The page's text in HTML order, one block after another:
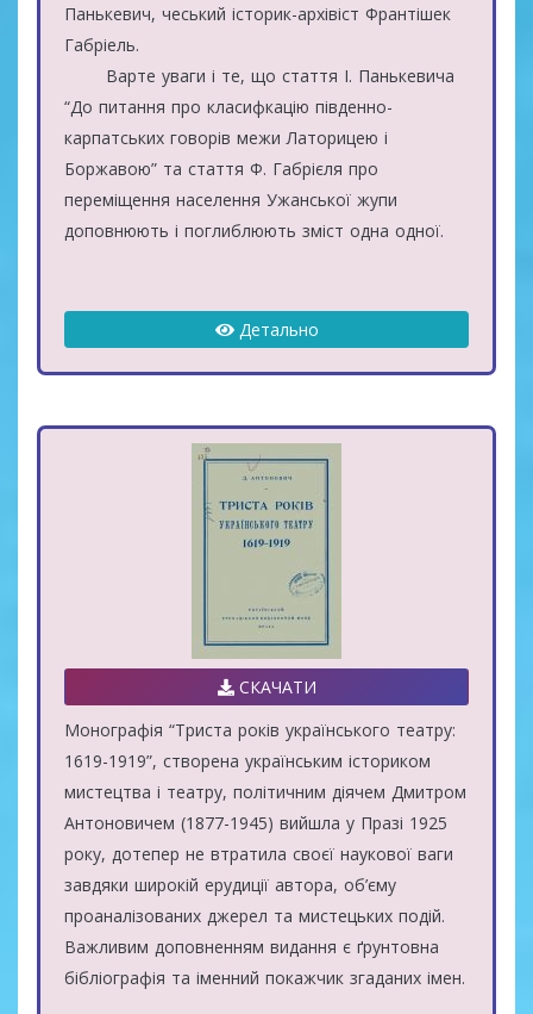
Панькевич, чеський історик-архівіст Франтішек
Габріель.
Варте уваги і те, що стаття І. Панькевича
“До питання про класифкацію південно-
карпатських говорів межи Латорицею і
Боржавою” та стаття Ф. Габрієля про
переміщення населення Ужанської жупи
доповнюють і поглиблюють зміст одна одної.
Детально
СКАЧАТИ
Монографія “Триста років українського театру:
1619-1919”, створена українським істориком
мистецтва і театру, політичним діячем Дмитром
Антоновичем (1877-1945) вийшла у Празі 1925
року, дотепер не втратила своєї наукової ваги
завдяки широкій ерудиції автора, об’єму
проаналізованих джерел та мистецьких подій.
Важливим доповненням видання є ґрунтовна
бібліографія та іменний покажчик згаданих імен.